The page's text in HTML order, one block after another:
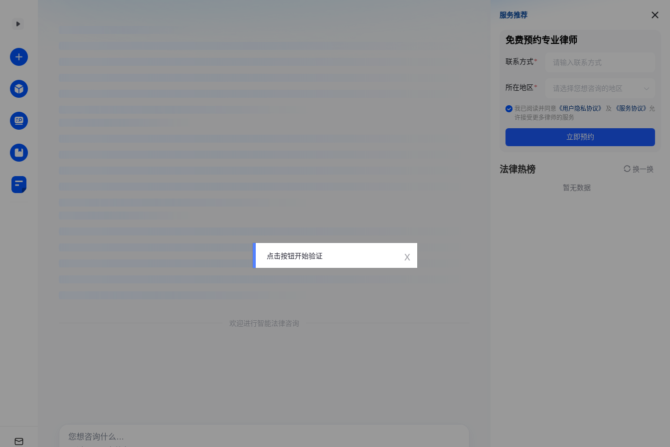
欢迎进行智能法律咨询
服务推荐
服务推荐
免费预约专业律师
联系方式
所在地区
我已阅读并同意 《用户隐私协议》 及 《服务协议》 允
许接受更多律师的服务
立即预约
法律热榜 换一换
暂无数据
点击按钮开始验证 x